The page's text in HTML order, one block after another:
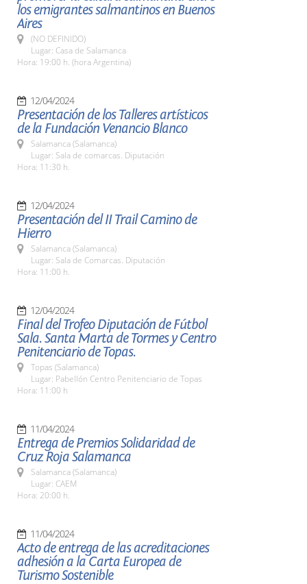
los emigrantes salmantinos en Buenos
Aires
(NO DEFINIDO)
Lugar: Casa de Salamanca
Hora: 19:00 h. (hora Argentina)
12/04/2024
Presentación de los Talleres artísticos
de la Fundación Venancio Blanco
Salamanca (Salamanca)
Lugar: Sala de comarcas. Diputación
Hora: 11:30 h.
12/04/2024
Presentación del II Trail Camino de
Hierro
Salamanca (Salamanca)
Lugar: Sala de Comarcas. Diputación
Hora: 11:00 h.
12/04/2024
Final del Trofeo Diputación de Fútbol
Sala. Santa Marta de Tormes y Centro
Penitenciario de Topas.
Topas (Salamanca)
Lugar: Pabellón Centro Penitenciario de Topas
Hora: 11:00 h
11/04/2024
Entrega de Premios Solidaridad de
Cruz Roja Salamanca
Salamanca (Salamanca)
Lugar: CAEM
Hora: 20:00 h.
11/04/2024
Acto de entrega de las acreditaciones
adhesión a la Carta Europea de
Turismo Sostenible